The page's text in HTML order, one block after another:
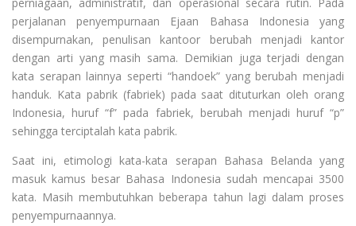
perjalanan penyempurnaan Ejaan Bahasa Indonesia yang
disempurnakan, penulisan kantoor berubah menjadi kantor
dengan arti yang masih sama. Demikian juga terjadi dengan
kata serapan lainnya seperti “handoek” yang berubah menjadi
handuk. Kata pabrik (fabriek) pada saat dituturkan oleh orang
Indonesia, huruf “f” pada fabriek, berubah menjadi huruf “p”
sehingga terciptalah kata pabrik.
Saat ini, etimologi kata-kata serapan Bahasa Belanda yang
masuk kamus besar Bahasa Indonesia sudah mencapai 3500
kata. Masih membutuhkan beberapa tahun lagi dalam proses
penyempurnaannya.